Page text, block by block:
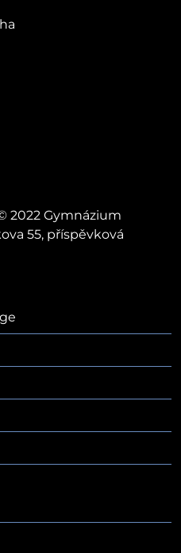
2022 Gymnázium
55, příspěvková